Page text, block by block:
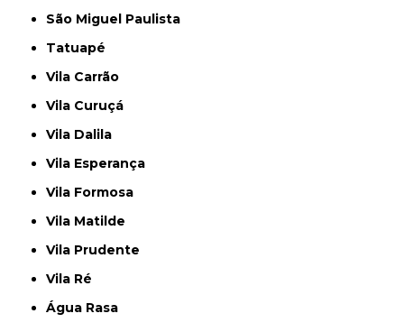
São Miguel Paulista
Tatuapé
Vila Carrão
Vila Curuçá
Vila Dalila
Vila Esperança
Vila Formosa
Vila Matilde
Vila Prudente
Vila Ré
Água Rasa